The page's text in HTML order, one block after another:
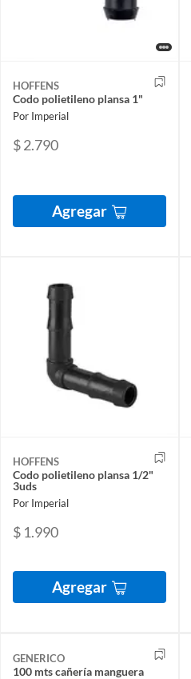
HOFFENS
Codo polietileno plansa 1"
Por Imperial
$ 2.790
Agregar
HOFFENS
Codo polietileno plansa 1/2"
3uds
Por Imperial
$ 1.990
Agregar
GENERICO
100 mts cañería manguera